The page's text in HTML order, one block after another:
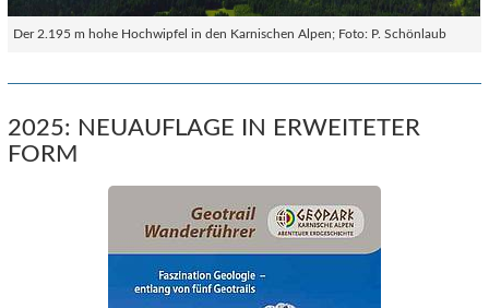
Der 2.195 m hohe Hochwipfel in den Karnischen Alpen; Foto: P. Schönlaub
2025: NEUAUFLAGE IN ERWEITETER
FORM